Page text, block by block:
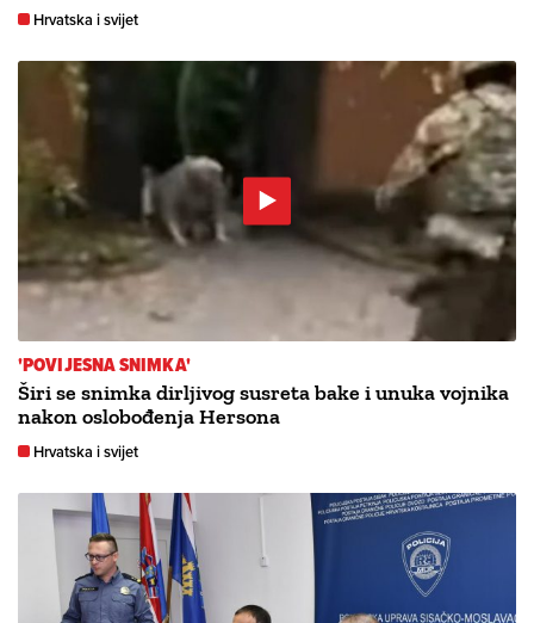
Hrvatska i svijet
'POVIJESNA SNIMKA'
Širi se snimka dirljivog susreta bake i unuka vojnika
nakon oslobođenja Hersona
Hrvatska i svijet